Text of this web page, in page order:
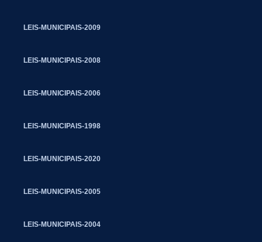
LEIS-MUNICIPAIS-2009
LEIS-MUNICIPAIS-2008
LEIS-MUNICIPAIS-2006
LEIS-MUNICIPAIS-1998
LEIS-MUNICIPAIS-2020
LEIS-MUNICIPAIS-2005
LEIS-MUNICIPAIS-2004